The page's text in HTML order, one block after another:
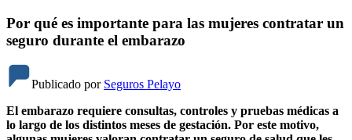
Por qué es importante para las mujeres contratar un
seguro durante el embarazo
Publicado por Seguros Pelayo
El embarazo requiere consultas, controles y pruebas médicas a
lo largo de los distintos meses de gestación. Por este motivo,